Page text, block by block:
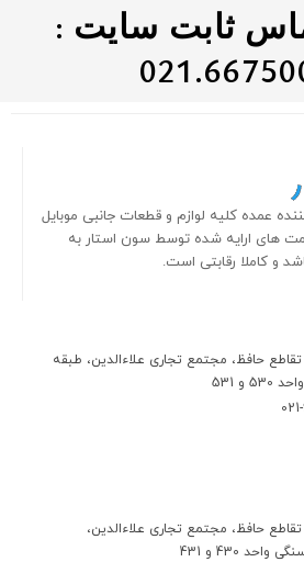
ثابت سایت :
عمده کلیه لوازم و قطعات جانبی موبایل
های ارایه شده توسط سون استار به
و کاملا رقابتی است.
تقاطع حافظ، مجتمع تجاری علاءالدین، طبقه
531
حافظ، مجتمع تجاری علاءالدین،
430 و 431